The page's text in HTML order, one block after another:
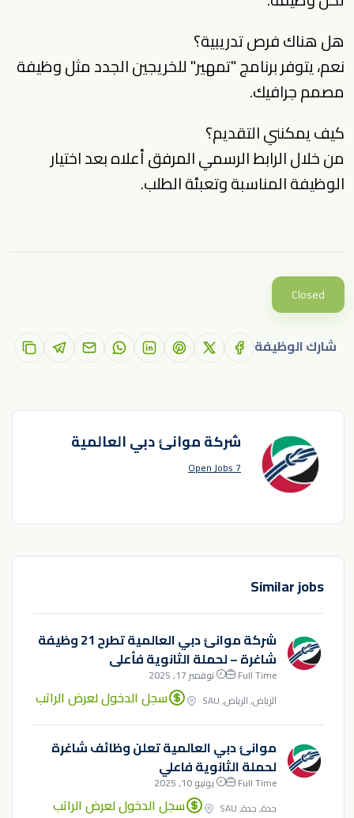
هل هناك فرص تدريبية؟
نعم، يتوفر برنامج "تمهير" للخريجين الجدد مثل وظيفة
مصمم جرافيك.
كيف يمكنني التقديم؟
من خلال الرابط الرسمي المرفق أعلاه بعد اختيار
الوظيفة المناسبة وتعبئة الطلب.
Closed
شارك الوظيفة
شركة موانئ دبي العالمية
7 Open Jobs
Similar jobs
شركة موانئ دبي العالمية تطرح 21 وظيفة
شاغرة – لحملة الثانوية فأعلى
Full Time
نوفمبر 17, 2025
الرياض, الرياض, SAU
سجل الدخول لعرض الراتب
موانئ دبي العالمية تعلن وظائف شاغرة
لحملة الثانوية فاعلي
Full Time
يونيو 10, 2025
جدة, جدة, SAU
سجل الدخول لعرض الراتب